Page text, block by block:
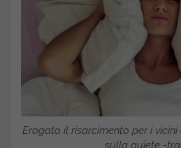
Erogato il risarcimento per i
sulla quiete -